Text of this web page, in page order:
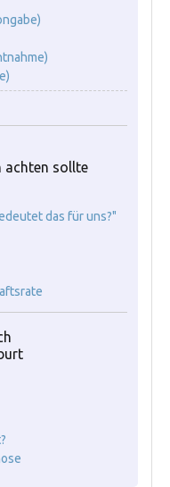
achten sollte
das für uns?"